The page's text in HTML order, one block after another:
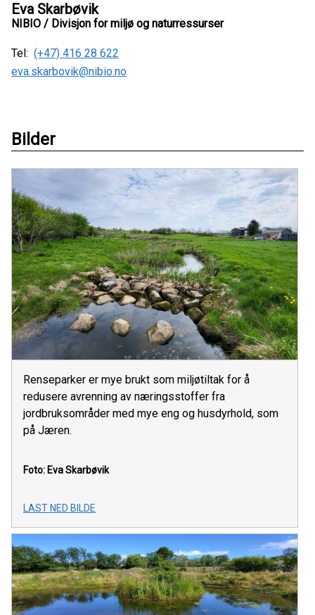
Eva Skarbøvik
NIBIO / Divisjon for miljø og naturressurser
Tel: (+47) 416 28 622
eva.skarbovik@nibio.no
Bilder
Renseparker er mye brukt som miljøtiltak for å
redusere avrenning av næringsstoffer fra
jordbruksområder med mye eng og husdyrhold, som
på Jæren.
Foto: Eva Skarbøvik
LAST NED BILDE